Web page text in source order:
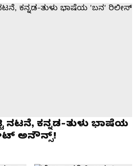
ನಟನೆ, ಕನ್ನಡ-ತುಳು ಭಾಷೆಯ
ಅನೌನ್ಸ್!